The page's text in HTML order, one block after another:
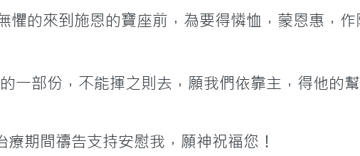
懼的來到施恩的寶座前，為要得憐恤，蒙恩惠，作
是人生的一部份，不能揮之則去，願我們依靠主，得他
期間禱告支持安慰我，願神祝福您！